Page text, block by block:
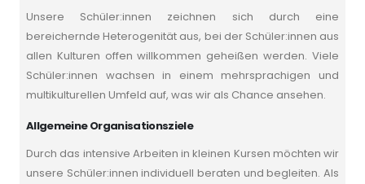
Unsere Schüler:innen zeichnen sich durch eine
bereichernde Heterogenität aus, bei der Schüler:innen aus
allen Kulturen offen willkommen geheißen werden. Viele
Schüler:innen wachsen in einem mehrsprachigen und
multikulturellen Umfeld auf, was wir als Chance ansehen.
Allgemeine Organisationsziele
Durch das intensive Arbeiten in kleinen Kursen möchten wir
unsere Schüler:innen individuell beraten und begleiten. Als